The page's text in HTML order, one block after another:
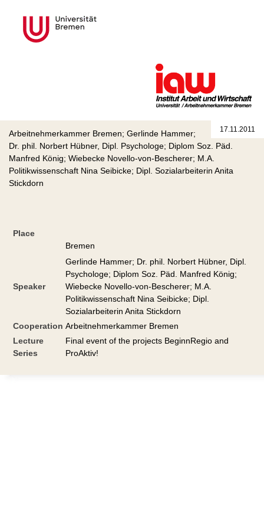
17.11.2011
Arbeitnehmerkammer Bremen; Gerlinde Hammer;
Dr. phil. Norbert Hübner, Dipl. Psychologe; Diplom Soz. Päd.
Manfred König; Wiebecke Novello-von-Bescherer; M.A.
Politikwissenschaft Nina Seibicke; Dipl. Sozialarbeiterin Anita
Stickdorn
Place
Bremen
Speaker
Gerlinde Hammer; Dr. phil. Norbert Hübner, Dipl.
Psychologe; Diplom Soz. Päd. Manfred König;
Wiebecke Novello-von-Bescherer; M.A.
Politikwissenschaft Nina Seibicke; Dipl.
Sozialarbeiterin Anita Stickdorn
Cooperation Arbeitnehmerkammer Bremen
Lecture
Series
Final event of the projects BeginnRegio and
ProAktiv!